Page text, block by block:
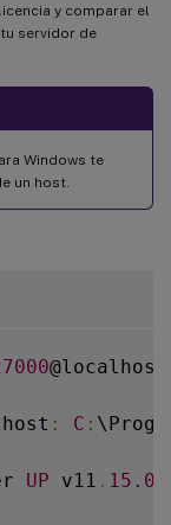
y comparar el
servidor de
Windows te
un host.
@localhost
: C :
UP v11 . 15.0